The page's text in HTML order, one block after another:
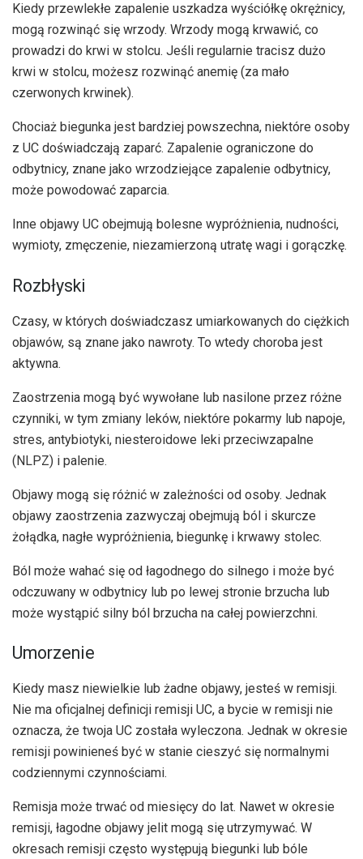
Kiedy przewlekłe zapalenie uszkadza wyściółkę okrężnicy,
mogą rozwinąć się wrzody. Wrzody mogą krwawić, co
prowadzi do krwi w stolcu. Jeśli regularnie tracisz dużo
krwi w stolcu, możesz rozwinąć anemię (za mało
czerwonych krwinek).
Chociaż biegunka jest bardziej powszechna, niektóre osoby
z UC doświadczają zaparć. Zapalenie ograniczone do
odbytnicy, znane jako wrzodziejące zapalenie odbytnicy,
może powodować zaparcia.
Inne objawy UC obejmują bolesne wypróżnienia, nudności,
wymioty, zmęczenie, niezamierzoną utratę wagi i gorączkę.
Rozbłyski
Czasy, w których doświadczasz umiarkowanych do ciężkich
objawów, są znane jako nawroty. To wtedy choroba jest
aktywna.
Zaostrzenia mogą być wywołane lub nasilone przez różne
czynniki, w tym zmiany leków, niektóre pokarmy lub napoje,
stres, antybiotyki, niesteroidowe leki przeciwzapalne
(NLPZ) i palenie.
Objawy mogą się różnić w zależności od osoby. Jednak
objawy zaostrzenia zazwyczaj obejmują ból i skurcze
żołądka, nagłe wypróżnienia, biegunkę i krwawy stolec.
Ból może wahać się od łagodnego do silnego i może być
odczuwany w odbytnicy lub po lewej stronie brzucha lub
może wystąpić silny ból brzucha na całej powierzchni.
Umorzenie
Kiedy masz niewielkie lub żadne objawy, jesteś w remisji.
Nie ma oficjalnej definicji remisji UC, a bycie w remisji nie
oznacza, że ​​twoja UC została wyleczona. Jednak w okresie
remisji powinieneś być w stanie cieszyć się normalnymi
codziennymi czynnościami.
Remisja może trwać od miesięcy do lat. Nawet w okresie
remisji, łagodne objawy jelit mogą się utrzymywać. W
okresach remisji często występują biegunki lub bóle